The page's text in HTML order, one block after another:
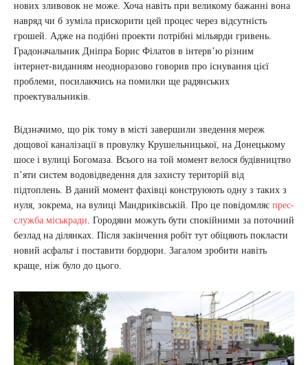
нових зливовок не може. Хоча навіть при великому бажанні вона
навряд чи б зуміла прискорити цей процес через відсутність
грошей. Адже на подібні проекти потрібні мільярди гривень.
Градоначальник Дніпра Борис Філатов в інтерв’ю різним
інтернет-виданням неодноразово говорив про існування цієї
проблеми, посилаючись на помилки ще радянських
проектувальників.
Відзначимо, що рік тому в місті завершили зведення мереж
дощової каналізації в провулку Крушельницької, на Донецькому
шосе і вулиці Богомаза. Всього на той момент велося будівництво
п’яти систем водовідведення для захисту територій від
підтоплень. В даний момент фахівці конструюють одну з таких з
нуля, зокрема, на вулиці Мандриківській. Про це повідомляє прес-
служба міськради. Городяни можуть бути спокійними за поточний
безлад на ділянках. Після закінчення робіт тут обіцяють покласти
новий асфальт і поставити бордюри. Загалом зробити навіть
краще, ніж було до цього.